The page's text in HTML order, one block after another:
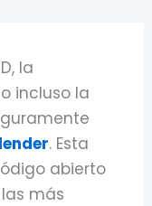
la
incluso la
. Esta
abierto
más